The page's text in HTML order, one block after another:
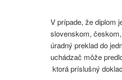
V prípade, že diplom
slovenskom,
úradný preklad do
uchádzač môže
ktorá príslušný